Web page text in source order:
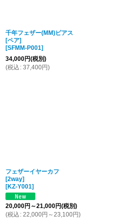
千年フェザー(MM)ピアス
[ペア]
[SFMM-P001]
34,000円(税別)
(税込 : 37,400円)
フェザーイヤーカフ
[2way]
[KZ-Y001]
20,000円 ～21,000円(税別)
(税込 : 22,000円 ～23,100円)